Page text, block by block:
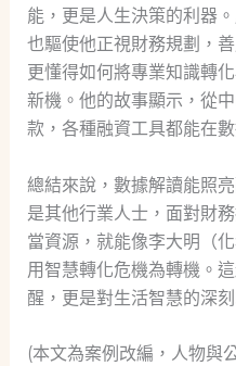
能，更是人生決策的利器
也驅使他正視財務規劃，
更懂得如何將專業知識轉
新機。他的故事顯示，從
款，各種融資工具都能在
總結來說，數據解讀能照
是其他行業人士，面對財
當資源，就能像李大明（
用智慧轉化危機為轉機。
醒，更是對生活智慧的深刻
(本文為案例改編，人物與